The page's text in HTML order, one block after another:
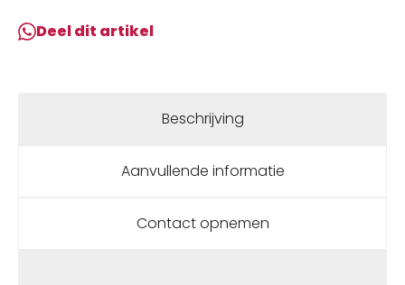
Deel dit artikel
Beschrijving
Aanvullende informatie
Contact opnemen